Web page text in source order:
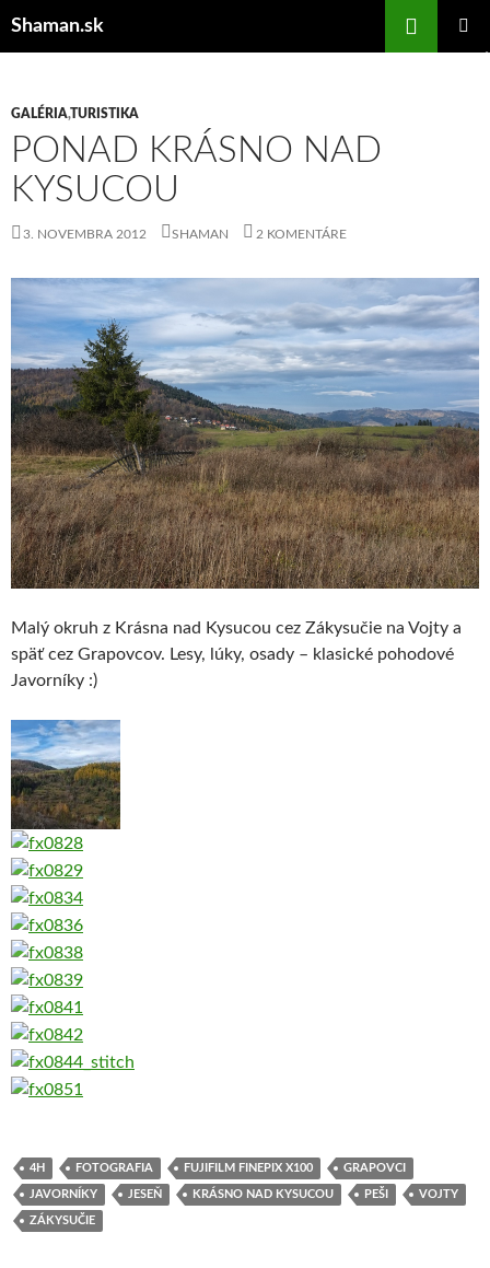
Shaman.sk
GALÉRIA,TURISTIKA
PONAD KRÁSNO NAD
KYSUCOU
3. NOVEMBRA 2012 SHAMAN 2 KOMENTÁRE
Malý okruh z Krásna nad Kysucou cez Zákysučie na Vojty a
späť cez Grapovcov. Lesy, lúky, osady – klasické pohodové
Javorníky :)
4H FOTOGRAFIA FUJIFILM FINEPIX X100 GRAPOVCI
JAVORNÍKY JESEŇ KRÁSNO NAD KYSUCOU PEŠI VOJTY
ZÁKYSUČIE